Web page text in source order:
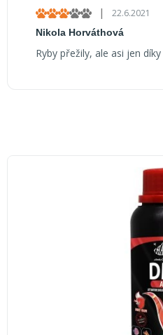
Nikola Horváthová
Hodnocení produktu je 3
| 22.6.2021
Ryby přežily, ale asi jen